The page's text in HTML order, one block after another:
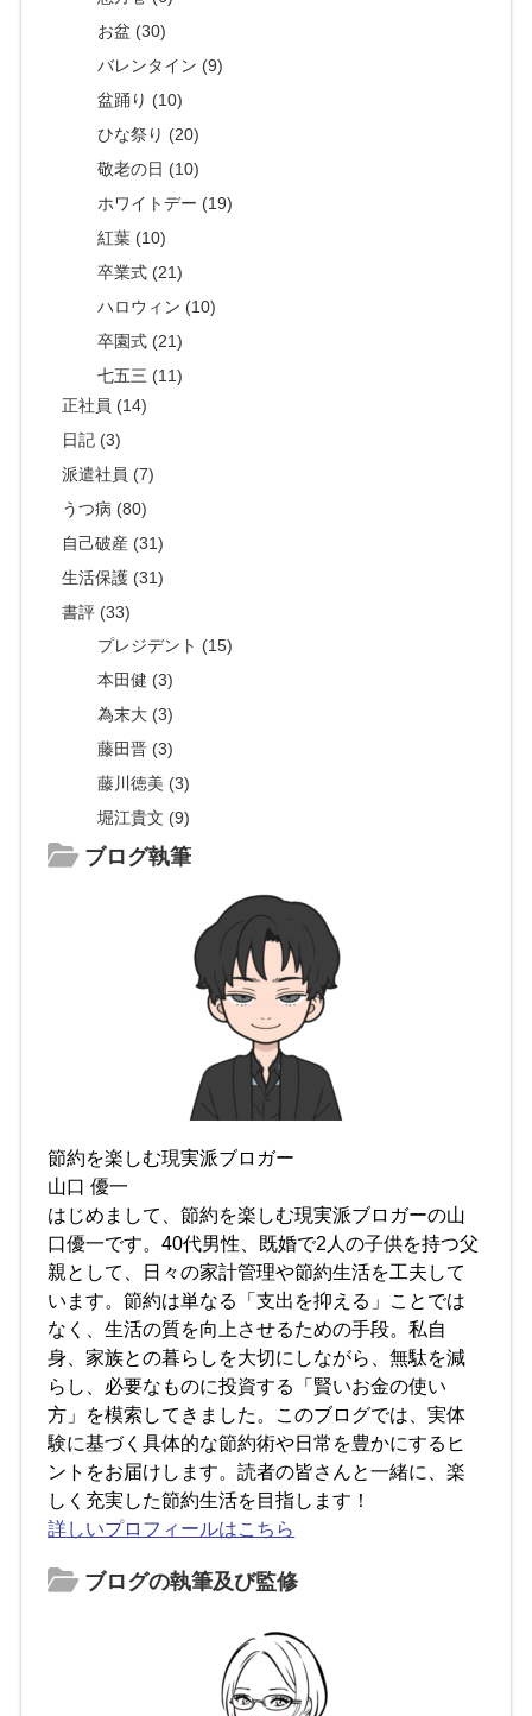
お盆 (30)
バレンタイン (9)
盆踊り (10)
ひな祭り (20)
敬老の日 (10)
ホワイトデー (19)
紅葉 (10)
卒業式 (21)
ハロウィン (10)
卒園式 (21)
七五三 (11)
正社員 (14)
日記 (3)
派遣社員 (7)
うつ病 (80)
自己破産 (31)
生活保護 (31)
書評 (33)
プレジデント (15)
本田健 (3)
為末大 (3)
藤田晋 (3)
藤川徳美 (3)
堀江貴文 (9)
ブログ執筆
節約を楽しむ現実派ブロガー
山口 優一
はじめまして、節約を楽しむ現実派ブロガーの山
口優一です。40代男性、既婚で2人の子供を持つ父
親として、日々の家計管理や節約生活を工夫して
います。節約は単なる「支出を抑える」ことでは
なく、生活の質を向上させるための手段。私自
身、家族との暮らしを大切にしながら、無駄を減
らし、必要なものに投資する「賢いお金の使い
方」を模索してきました。このブログでは、実体
験に基づく具体的な節約術や日常を豊かにするヒ
ントをお届けします。読者の皆さんと一緒に、楽
しく充実した節約生活を目指します！
詳しいプロフィールはこちら
ブログの執筆及び監修